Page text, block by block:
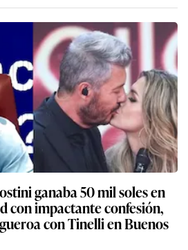
ganaba 50 mil soles en
con impactante confesión,
con Tinelli en Buenos